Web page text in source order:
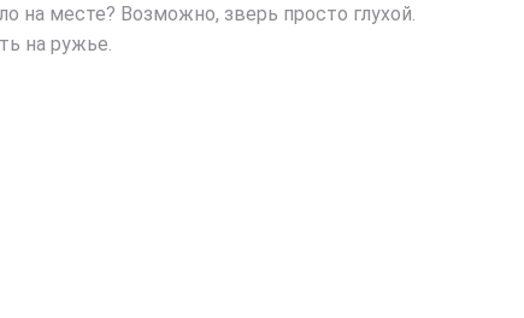
на месте? Возможно, зверь просто глухой.
на ружье.